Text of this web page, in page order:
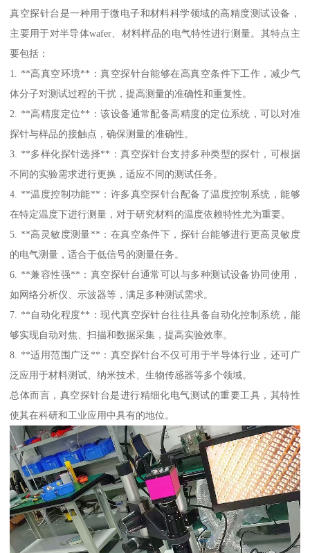
真空探针台是一种用于微电子和材料科学领域的高精度测试设备，
主要用于对半导体wafer、材料样品的电气特性进行测量。其特点主
要包括：
1. **高真空环境**：真空探针台能够在高真空条件下工作，减少气
体分子对测试过程的干扰，提高测量的准确性和重复性。
2. **高精度定位**：该设备通常配备高精度的定位系统，可以对准
探针与样品的接触点，确保测量的准确性。
3. **多样化探针选择**：真空探针台支持多种类型的探针，可根据
不同的实验需求进行更换，适应不同的测试任务。
4. **温度控制功能**：许多真空探针台配备了温度控制系统，能够
在特定温度下进行测量，对于研究材料的温度依赖特性尤为重要。
5. **高灵敏度测量**：在真空条件下，探针台能够进行更高灵敏度
的电气测量，适合于低信号的测量任务。
6. **兼容性强**：真空探针台通常可以与多种测试设备协同使用，
如网络分析仪、示波器等，满足多种测试需求。
7. **自动化程度**：现代真空探针台往往具备自动化控制系统，能
够实现自动对焦、扫描和数据采集，提高实验效率。
8. **适用范围广泛**：真空探针台不仅可用于半导体行业，还可广
泛应用于材料测试、纳米技术、生物传感器等多个领域。
总体而言，真空探针台是进行精细化电气测试的重要工具，其特性
使其在科研和工业应用中具有的地位。